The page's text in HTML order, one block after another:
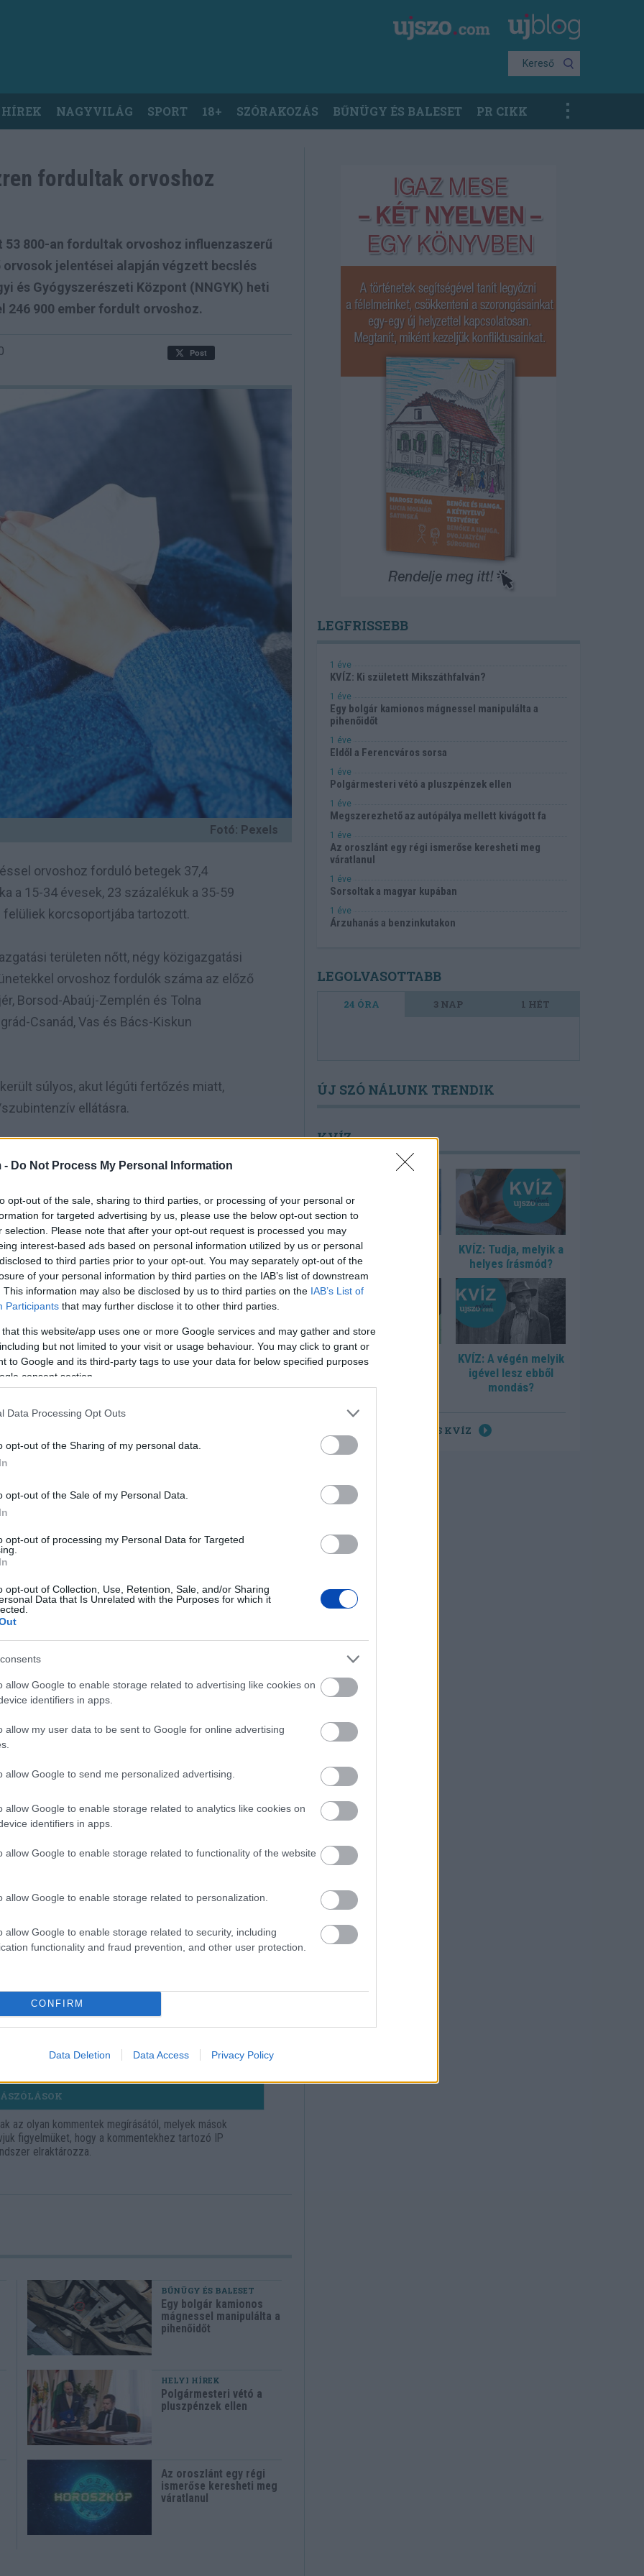
- Do Not Process My Personal Information
opt-out of the sale, sharing to third parties, or processing of your personal or
for targeted advertising by us, please use the below opt-out section to
selection. Please note that after your opt-out request is processed you may
interest-based ads based on personal information utilized by us or personal
to third parties prior to your opt-out. You may separately opt-out of the
of your personal information by third parties on the IAB’s list of downstream
This information may also be disclosed by us to third parties on the IAB’s List of
Participants that may further disclose it to other third parties.
that this website/app uses one or more Google services and may gather and store
but not limited to your visit or usage behaviour. You may click to grant or
to Google and its third-party tags to use your data for below specified purposes
consent section.
Data Processing Opt Outs
opt-out of the Sharing of my personal data.
opt-out of the Sale of my Personal Data.
opt-out of processing my Personal Data for Targeted
opt-out of Collection, Use, Retention, Sale, and/or Sharing
Data that Is Unrelated with the Purposes for which it
allow Google to enable storage related to advertising like cookies on
identifiers in apps.
allow my user data to be sent to Google for online advertising
allow Google to send me personalized advertising.
allow Google to enable storage related to analytics like cookies on
identifiers in apps.
allow Google to enable storage related to functionality of the website
allow Google to enable storage related to personalization.
allow Google to enable storage related to security, including
functionality and fraud prevention, and other user protection.
CONFIRM
Data Deletion Data Access Privacy Policy
Kereső
NAGYVILÁG SPORT 18+ SZÓRAKOZÁS BŰNÜGY ÉS BALESET PR CIKK
fordultak orvoshoz
53 800-an fordultak orvoshoz influenzaszerű
jelentései alapján végzett becslés
és Gyógyszerészeti Központ (NNGYK) heti
900 ember fordult orvoshoz.
Post
Fotó: Pexels
orvoshoz forduló betegek 37,4
a 15-34 évesek, 23 százalékuk a 35-59
felüliek korcsoportjába tartozott.
területen nőtt, négy közigazgatási
orvoshoz fordulók száma az előző
Borsod-Abaúj-Zemplén és Tolna
Csanád, Vas és Bács-Kiskun
súlyos, akut légúti fertőzés miatt,
ellátásra.
3913 vizsgálati anyagot dolgoztak
mintában az influenza valamely típusát,
mintában egyéb vírusok jelenlétét
AZ
-OT
valakikkel szemben, hanem
határozza meg önmagát, ez a
naponta számon is kérhetnek
garantáló támaszt a Felvidék
kiadója adja. A portált helyiek
csapatnak a tagjai, akiket
érhetnek. Tiszta hangon, a régi
adva mindenkinek,
fel, és közösen keressük a
nézőpontokat. Így akik fontosnak
a magukénak érezhetik az
benne. Reméljük, hogy sokan
Fennmaradásunkat, a regionális,
egyes olvasói forint segíti, amit
fogadunk.
kattintson az alábbi gombra.
tüsszögnek
vált a levegő
az olyan kommentek megírásától, melyek mások
figyelmüket, hogy a kommentekhez tartozó IP
elraktározza.
BŰNÜGY ÉS BALESET
Egy bolgár kamionos
mágnessel manipulálta a
pihenőidőt
HELYI HÍREK
Polgármesteri vétó a
pluszpénzek ellen
Az oroszlánt egy régi
ismerőse keresheti meg
váratlanul
LEGFRISSEBB
1 éve
KVÍZ: Ki született Mikszáthfalván?
1 éve
Egy bolgár kamionos mágnessel manipulálta a
pihenőidőt
1 éve
Eldől a Ferencváros sorsa
1 éve
Polgármesteri vétó a pluszpénzek ellen
1 éve
Megszerezhető az autópálya mellett kivágott fa
1 éve
Az oroszlánt egy régi ismerőse keresheti meg
váratlanul
1 éve
Sorsoltak a magyar kupában
1 éve
Árzuhanás a benzinkutakon
LEGOLVASOTTABB
24 ÓRA 3 NAP 1 HÉT
ÚJ SZÓ NÁLUNK TRENDIK
KVÍZ
KVÍZ: Ki született
Mikszáthfalván?
KVÍZ: Tudja, melyik a
helyes írásmód?
KVÍZ: Tudja, hol
KVÍZ: A végén melyik
igével lesz ebből
mondás?
ÖSSZES KVÍZ